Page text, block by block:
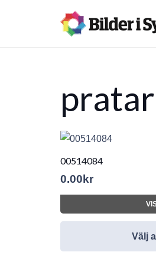
pratar
00514084
0.00 kr
Välj